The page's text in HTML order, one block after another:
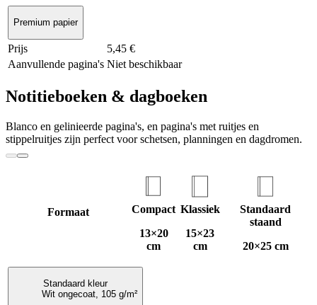
Premium papier
Prijs
5,45 €
Aanvullende pagina's Niet beschikbaar
Notitieboeken & dagboeken
Blanco en gelinieerde pagina's, en pagina's met ruitjes en
stippelruitjes zijn perfect voor schetsen, planningen en dagdromen.
Formaat
Compact
13×20
cm
Klassiek
15×23
cm
Standaard
staand
20×25 cm
Standaard kleur
Wit ongecoat, 105 g/m²